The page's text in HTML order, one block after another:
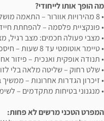
מה הופך אותו לייחודי?
• 8 מהירויות אוורור – התאמה מושלמת לכל צורך.
• פונקציית פלסמה – להפחתת
• מצבי פעולה חכמים: מצב רגיל,
• טיימר אוטומטי עד 8 שעות – חיסכון באנרגיה ונוחות מקסימלית.
• תנודה אופקית ואנכית – פיזור
• שלט רחוק – שליטה מלאה בלי
• זיכרון הגדרות אחרונות –
• מנגנוני בטיחות מתקדמים –
המפרט הטכני מרשים לא פחות: